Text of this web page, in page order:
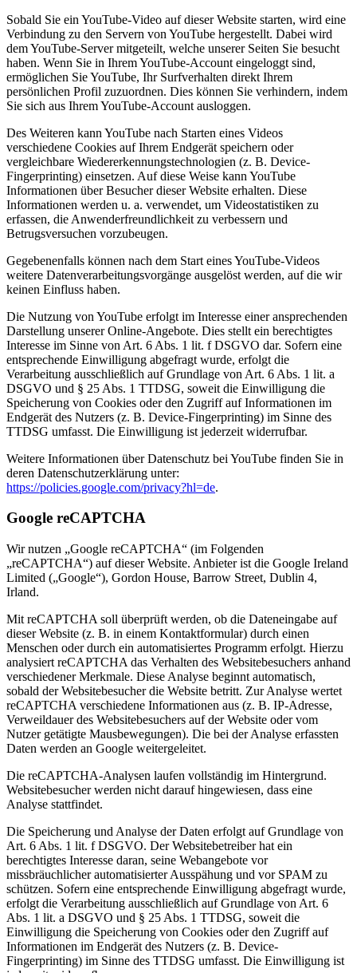
Sobald Sie ein YouTube-Video auf dieser Website starten, wird eine
Verbindung zu den Servern von YouTube hergestellt. Dabei wird
dem YouTube-Server mitgeteilt, welche unserer Seiten Sie besucht
haben. Wenn Sie in Ihrem YouTube-Account eingeloggt sind,
ermöglichen Sie YouTube, Ihr Surfverhalten direkt Ihrem
persönlichen Profil zuzuordnen. Dies können Sie verhindern, indem
Sie sich aus Ihrem YouTube-Account ausloggen.
Des Weiteren kann YouTube nach Starten eines Videos
verschiedene Cookies auf Ihrem Endgerät speichern oder
vergleichbare Wiedererkennungstechnologien (z. B. Device-
Fingerprinting) einsetzen. Auf diese Weise kann YouTube
Informationen über Besucher dieser Website erhalten. Diese
Informationen werden u. a. verwendet, um Videostatistiken zu
erfassen, die Anwenderfreundlichkeit zu verbessern und
Betrugsversuchen vorzubeugen.
Gegebenenfalls können nach dem Start eines YouTube-Videos
weitere Datenverarbeitungsvorgänge ausgelöst werden, auf die wir
keinen Einfluss haben.
Die Nutzung von YouTube erfolgt im Interesse einer ansprechenden
Darstellung unserer Online-Angebote. Dies stellt ein berechtigtes
Interesse im Sinne von Art. 6 Abs. 1 lit. f DSGVO dar. Sofern eine
entsprechende Einwilligung abgefragt wurde, erfolgt die
Verarbeitung ausschließlich auf Grundlage von Art. 6 Abs. 1 lit. a
DSGVO und § 25 Abs. 1 TTDSG, soweit die Einwilligung die
Speicherung von Cookies oder den Zugriff auf Informationen im
Endgerät des Nutzers (z. B. Device-Fingerprinting) im Sinne des
TTDSG umfasst. Die Einwilligung ist jederzeit widerrufbar.
Weitere Informationen über Datenschutz bei YouTube finden Sie in
deren Datenschutzerklärung unter:
https://policies.google.com/privacy?hl=de.
Google reCAPTCHA
Wir nutzen „Google reCAPTCHA“ (im Folgenden
„reCAPTCHA“) auf dieser Website. Anbieter ist die Google Ireland
Limited („Google“), Gordon House, Barrow Street, Dublin 4,
Irland.
Mit reCAPTCHA soll überprüft werden, ob die Dateneingabe auf
dieser Website (z. B. in einem Kontaktformular) durch einen
Menschen oder durch ein automatisiertes Programm erfolgt. Hierzu
analysiert reCAPTCHA das Verhalten des Websitebesuchers anhand
verschiedener Merkmale. Diese Analyse beginnt automatisch,
sobald der Websitebesucher die Website betritt. Zur Analyse wertet
reCAPTCHA verschiedene Informationen aus (z. B. IP-Adresse,
Verweildauer des Websitebesuchers auf der Website oder vom
Nutzer getätigte Mausbewegungen). Die bei der Analyse erfassten
Daten werden an Google weitergeleitet.
Die reCAPTCHA-Analysen laufen vollständig im Hintergrund.
Websitebesucher werden nicht darauf hingewiesen, dass eine
Analyse stattfindet.
Die Speicherung und Analyse der Daten erfolgt auf Grundlage von
Art. 6 Abs. 1 lit. f DSGVO. Der Websitebetreiber hat ein
berechtigtes Interesse daran, seine Webangebote vor
missbräuchlicher automatisierter Ausspähung und vor SPAM zu
schützen. Sofern eine entsprechende Einwilligung abgefragt wurde,
erfolgt die Verarbeitung ausschließlich auf Grundlage von Art. 6
Abs. 1 lit. a DSGVO und § 25 Abs. 1 TTDSG, soweit die
Einwilligung die Speicherung von Cookies oder den Zugriff auf
Informationen im Endgerät des Nutzers (z. B. Device-
Fingerprinting) im Sinne des TTDSG umfasst. Die Einwilligung ist